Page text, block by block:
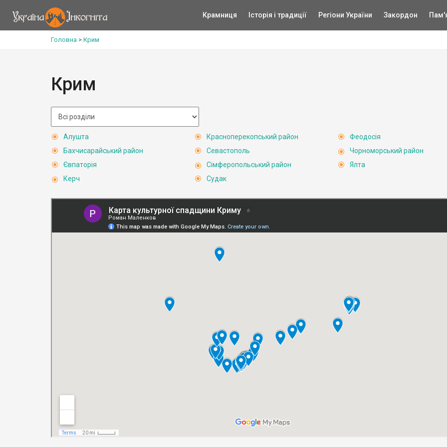
Крамниця Історія і традиції Регіони України Закордон
Головна > Крим
Крим
Алушта
Бахчисарайський район
Євпаторія
Керч
Красноперекопський район
Севастополь
Сімферопольський район
Судак
Феодосія
Чорноморський район
Ялта